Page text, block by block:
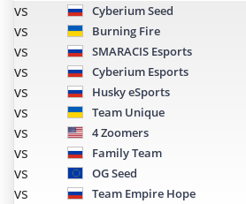
vs Cyberium Seed
vs
Burning Fire
vs
SMARACIS Esports
vs
Cyberium Esports
vs
Husky eSports
vs
Team Unique
vs
4 Zoomers
vs
Family Team
vs
OG Seed
vs
Team Empire Hope